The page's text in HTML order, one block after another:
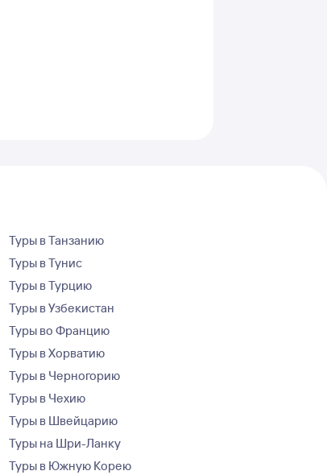
Туры в Танзанию
Туры в Тунис
Туры в Турцию
Туры в Узбекистан
Туры во Францию
Туры в Хорватию
Туры в Черногорию
Туры в Чехию
Туры в Швейцарию
Туры на Шри-Ланку
Туры в Южную Корею